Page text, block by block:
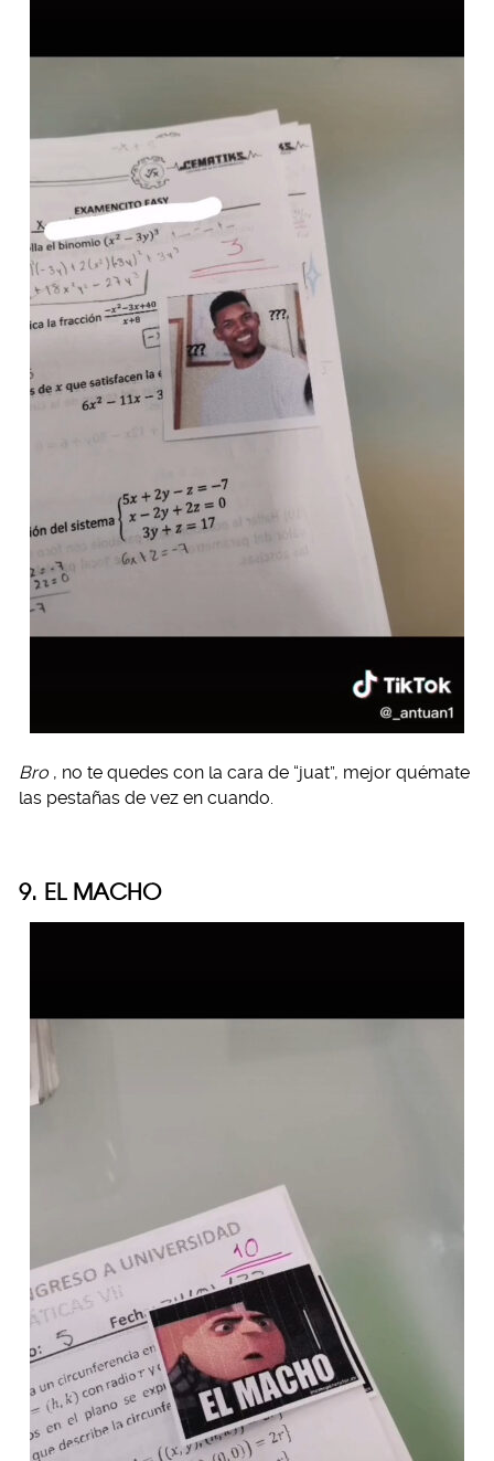
Bro , no te quedes con la cara de “juat”, mejor quémate
las pestañas de vez en cuando.
9. EL MACHO